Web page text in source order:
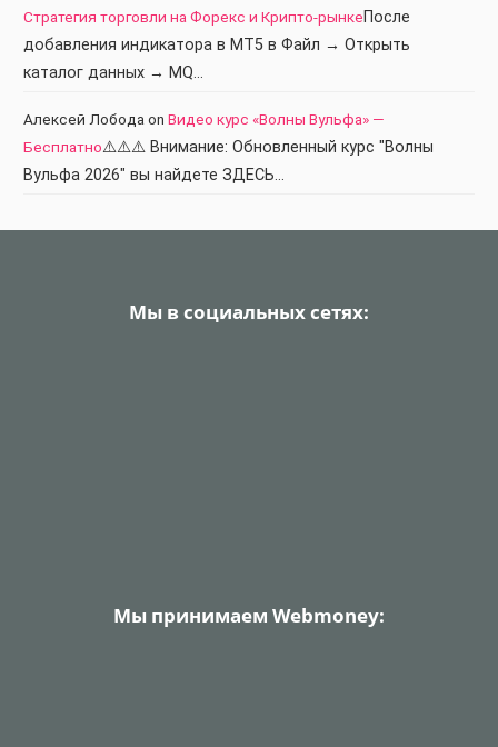
Стратегия торговли на Форекс и Крипто-рынкеПосле
добавления индикатора в МТ5 в Файл → Открыть
каталог данных → MQ…
Алексей Лобода on Видео курс «Волны Вульфа» —
Бесплатно⚠️⚠️⚠️ Внимание: Обновленный курс "Волны
Вульфа 2026" вы найдете ЗДЕСЬ…
Мы в социальных сетях:
Мы принимаем Webmoney: